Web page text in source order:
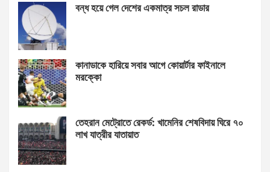
বন্ধ হয়ে গেল দেশের একমাত্র সচল রাডার
কানাডাকে হারিয়ে সবার আগে কোয়ার্টার ফাইনালে
মরক্কো
তেহরান মেট্রোতে রেকর্ড: খামেনির শেষবিদায় ঘিরে ৭০
লাখ যাত্রীর যাতায়াত